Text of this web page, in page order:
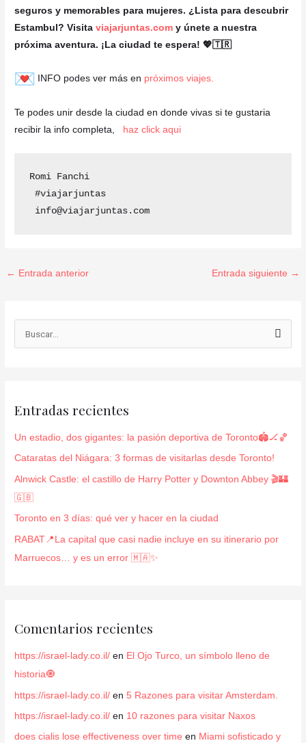
a
r
:
Entradas recientes
Un estadio, dos gigantes: la pasión deportiva de Toronto🏟️🏒🏀
Cataratas del Niágara: 3 formas de visitarlas desde Toronto!
Alnwick Castle: el castillo de Harry Potter y Downton Abbey 🎬🏰
🇬🇧
Toronto en 3 días: qué ver y hacer en la ciudad
RABAT📍La capital que casi nadie incluye en su itinerario por
Marruecos… y es un error 🇲🇦✨
Comentarios recientes
https://israel-lady.co.il/ en El Ojo Turco, un símbolo lleno de
historia🧿
https://israel-lady.co.il/ en 5 Razones para visitar Amsterdam.
https://israel-lady.co.il/ en 10 razones para visitar Naxos
does cialis lose effectiveness over time en Miami sofisticado y
seguros y memorables para mujeres. ¿Lista para descubrir
Estambul? Visita viajarjuntas.com y únete a nuestra
próxima aventura. ¡La ciudad te espera! 💖🇹🇷
INFO podes ver más en próximos viajes.
Te podes unir desde la ciudad en donde vivas si te gustaria
recibir la info completa,
haz click aqui
Romi Fanchi
info@viajarjuntas.com
← Entrada anterior Entrada siguiente →